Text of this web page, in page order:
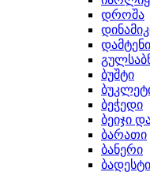
დროშა
ბუშტი
ბეჭედი
ბეიჯი
ბარათი
ბანერი